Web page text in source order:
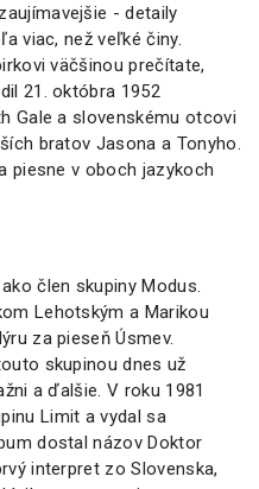
- detaily
viac, než veľké činy.
väčšinou prečítate,
21. októbra 1952
Gale a slovenskému otcovi
bratov Jasona a Tonyho.
piesne v oboch jazykoch
člen skupiny Modus.
Lehotským a Marikou
za pieseň Úsmev.
skupinou dnes už
a ďalšie. V roku 1981
Limit a vydal sa
dostal názov Doktor
interpret zo Slovenska,